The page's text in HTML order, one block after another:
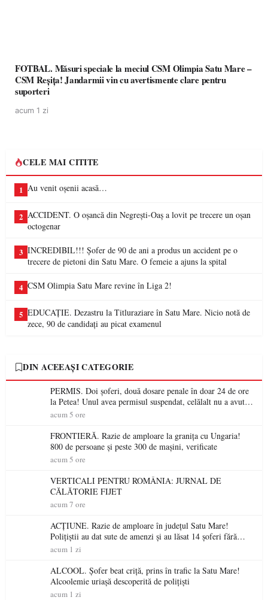
FOTBAL. Măsuri speciale la meciul CSM Olimpia Satu Mare –
CSM Reșița! Jandarmii vin cu avertismente clare pentru
suporteri
acum 1 zi
CELE MAI CITITE
1 Au venit oșenii acasă…
2 ACCIDENT. O oșancă din Negrești-Oaș a lovit pe trecere un oșan
octogenar
3 INCREDIBIL!!! Șofer de 90 de ani a produs un accident pe o
trecere de pietoni din Satu Mare. O femeie a ajuns la spital
4 CSM Olimpia Satu Mare revine în Liga 2!
5 EDUCAȚIE. Dezastru la Titluraziare în Satu Mare. Nicio notă de
zece, 90 de candidați au picat examenul
DIN ACEEAȘI CATEGORIE
PERMIS. Doi șoferi, două dosare penale în doar 24 de ore
la Petea! Unul avea permisul suspendat, celălalt nu a avut
niciodată permis
acum 5 ore
FRONTIERĂ. Razie de amploare la granița cu Ungaria!
800 de persoane și peste 300 de mașini, verificate
acum 5 ore
VERTICALI PENTRU ROMÂNIA: JURNAL DE
CĂLĂTORIE FIJET
acum 7 ore
ACȚIUNE. Razie de amploare în județul Satu Mare!
Polițiștii au dat sute de amenzi și au lăsat 14 șoferi fără
permis într-o singură zi
acum 1 zi
ALCOOL. Șofer beat criță, prins în trafic la Satu Mare!
Alcoolemie uriașă descoperită de polițiști
acum 1 zi